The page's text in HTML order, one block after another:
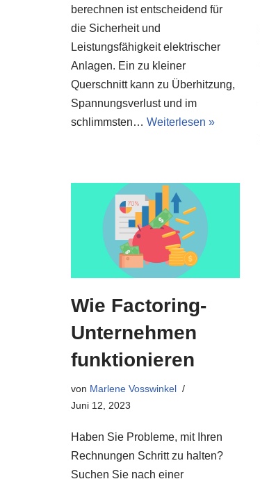
berechnen ist entscheidend für
die Sicherheit und
Leistungsfähigkeit elektrischer
Anlagen. Ein zu kleiner
Querschnitt kann zu Überhitzung,
Spannungsverlust und im
schlimmsten… Weiterlesen »
Wie Factoring-
Unternehmen
funktionieren
von Marlene Vosswinkel
Juni 12, 2023
Haben Sie Probleme, mit Ihren
Rechnungen Schritt zu halten?
Suchen Sie nach einer